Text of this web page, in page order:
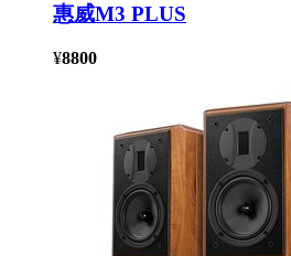
惠威M3 PLUS
¥8800